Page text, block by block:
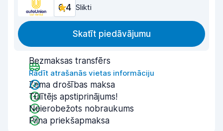
6,4 Slikti
Skatīt piedāvājumu
Bezmaksas transfērs
Rādīt atrašanās vietas informāciju
Zema drošības maksa
Tūlītējs apstiprinājums!
Neierobežots nobraukums
Pilna priekšapmaksa